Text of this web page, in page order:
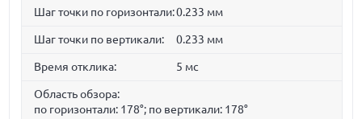
Шаг точки по горизонтали:0.233 мм
Шаг точки по вертикали: 0.233 мм
Время отклика: 5 мс
Область обзора:
по горизонтали: 178°; по вертикали: 178°